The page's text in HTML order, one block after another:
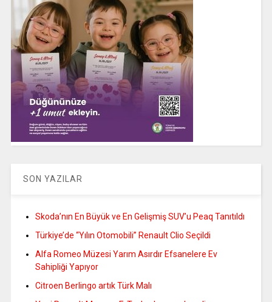
SON YAZILAR
Skoda’nın En Büyük ve En Gelişmiş SUV’u Peaq Tanıtıldı
Türkiye’de “Yılın Otomobili” Renault Clio Seçildi
Alfa Romeo Müzesi Yarım Asırdır Efsanelere Ev
Sahipliği Yapıyor
Citroen Berlingo artık Türk Malı